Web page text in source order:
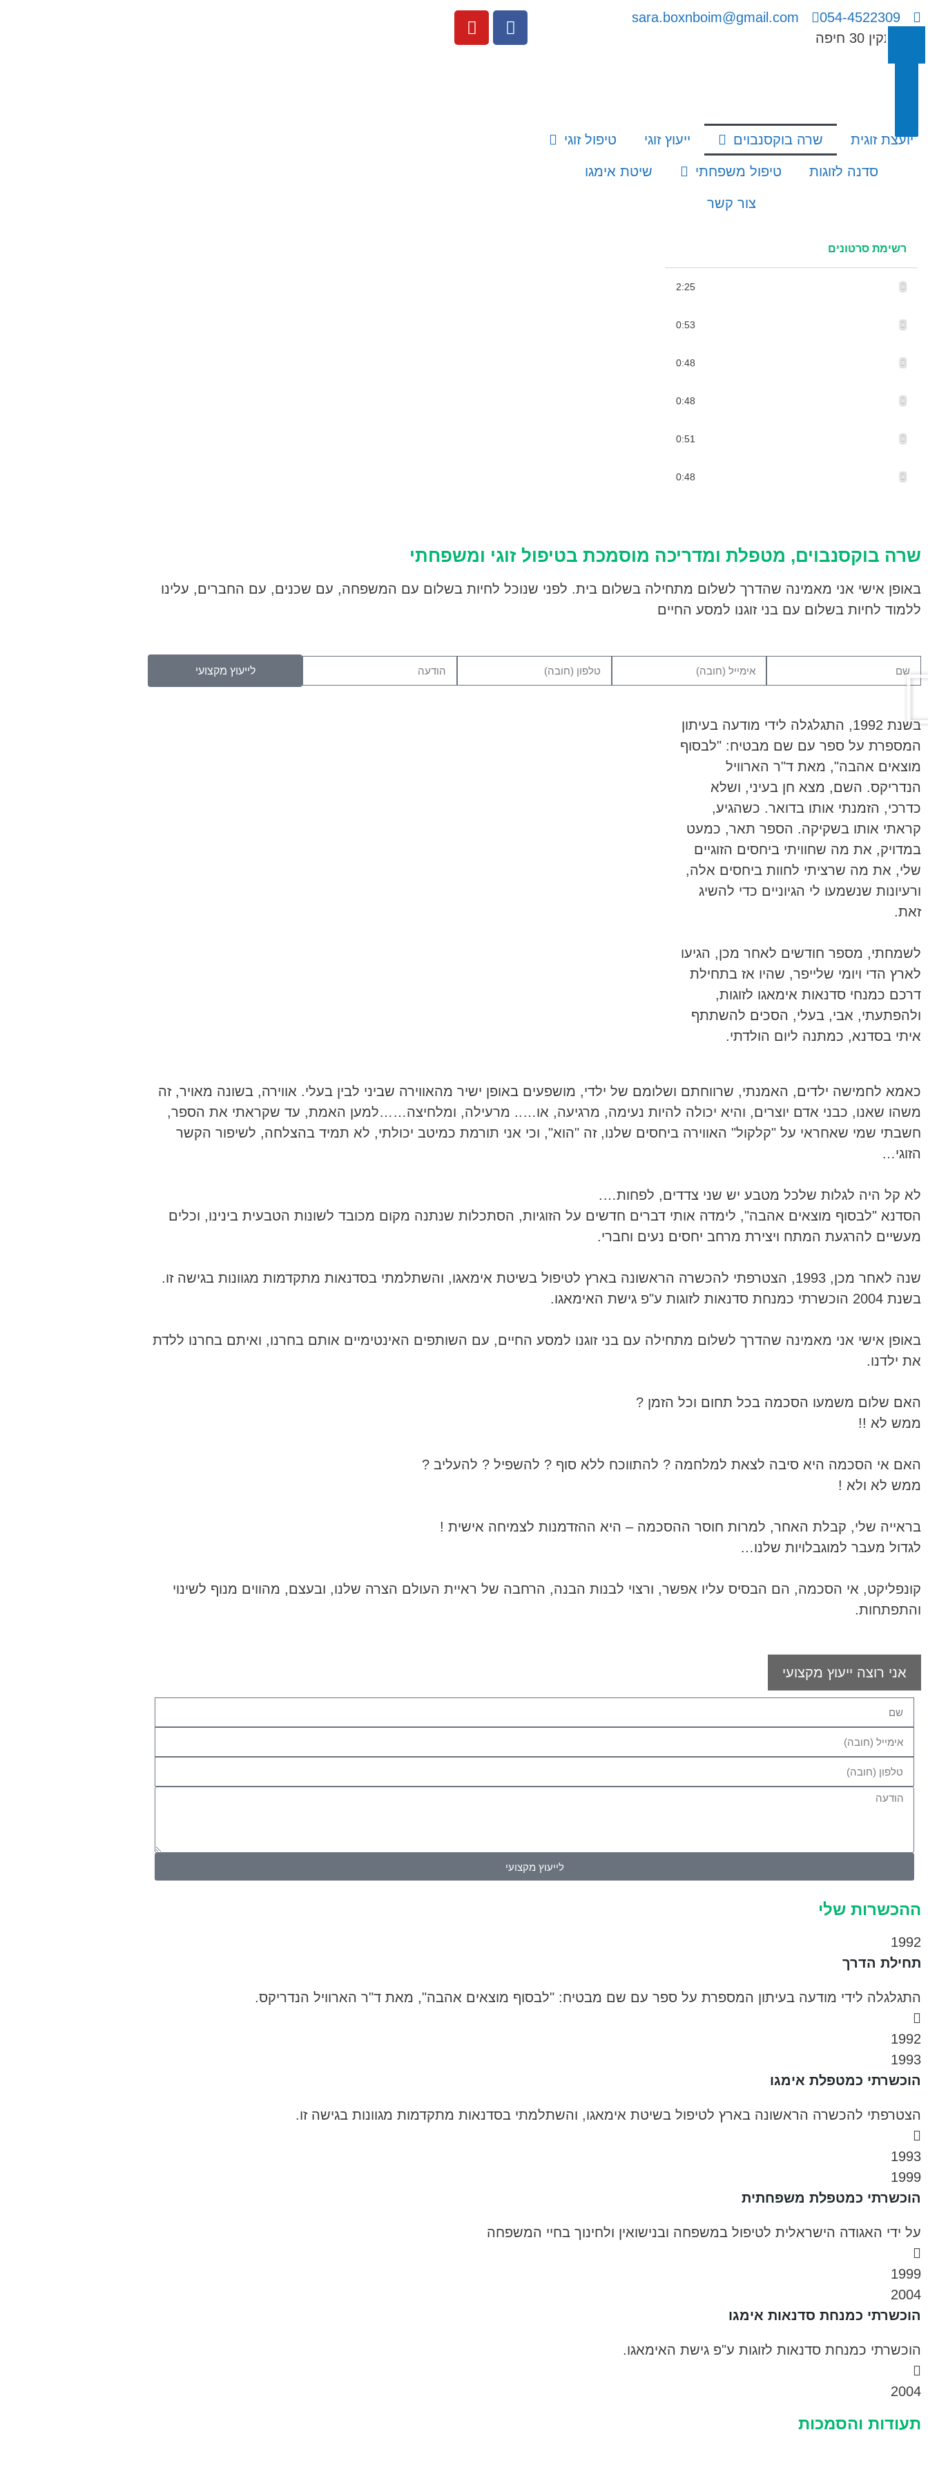
054-4522309
sara.boxnboim@gmail.com
ויתקין 30 חיפה
יועצת זוגית שרה בוקסנבוים ייעוץ זוגי טיפול זוגי
סדנה לזוגות טיפול משפחתי שיטת אימגו
צור קשר
רשימת סרטונים
2:25
0:53
0:48
0:48
0:51
0:48
שרה בוקסנבוים, מטפלת ומדריכה מוסמכת בטיפול זוגי ומשפחתי
באופן אישי אני מאמינה שהדרך לשלום מתחילה בשלום בית. לפני שנוכל לחיות בשלום עם המשפחה, עם שכנים, עם החברים, עלינו
ללמוד לחיות בשלום עם בני זוגנו למסע החיים
לייעוץ מקצועי
בשנת 1992, התגלגלה לידי מודעה בעיתון
המספרת על ספר עם שם מבטיח: "לבסוף
מוצאים אהבה", מאת ד"ר הארוויל
הנדריקס. השם, מצא חן בעיני, ושלא
כדרכי, הזמנתי אותו בדואר. כשהגיע,
קראתי אותו בשקיקה. הספר תאר, כמעט
במדויק, את מה שחוויתי ביחסים הזוגיים
שלי, את מה שרציתי לחוות ביחסים אלה,
ורעיונות שנשמעו לי הגיוניים כדי להשיג
זאת.
לשמחתי, מספר חודשים לאחר מכן, הגיעו
לארץ הדי ויומי שלייפר, שהיו אז בתחילת
דרכם כמנחי סדנאות אימאגו לזוגות,
ולהפתעתי, אבי, בעלי, הסכים להשתתף
איתי בסדנא, כמתנה ליום הולדתי.
כאמא לחמישה ילדים, האמנתי, שרווחתם ושלומם של ילדי, מושפעים באופן ישיר מהאווירה שביני לבין בעלי. אווירה, בשונה מאויר, זה
משהו שאנו, כבני אדם יוצרים, והיא יכולה להיות נעימה, מרגיעה, או….. מרעילה, ומלחיצה……למען האמת, עד שקראתי את הספר,
חשבתי שמי שאחראי על "קלקול" האווירה ביחסים שלנו, זה "הוא", וכי אני תורמת כמיטב יכולתי, לא תמיד בהצלחה, לשיפור הקשר
הזוגי…
לא קל היה לגלות שלכל מטבע יש שני צדדים, לפחות….
הסדנא "לבסוף מוצאים אהבה", לימדה אותי דברים חדשים על הזוגיות, הסתכלות שנתנה מקום מכובד לשונות הטבעית בינינו, וכלים
מעשיים להרגעת המתח ויצירת מרחב יחסים נעים וחברי.
שנה לאחר מכן, 1993, הצטרפתי להכשרה הראשונה בארץ לטיפול בשיטת אימאגו, והשתלמתי בסדנאות מתקדמות מגוונות בגישה זו.
בשנת 2004 הוכשרתי כמנחת סדנאות לזוגות ע"פ גישת האימאגו.
באופן אישי אני מאמינה שהדרך לשלום מתחילה עם בני זוגנו למסע החיים, עם השותפים האינטימיים אותם בחרנו, ואיתם בחרנו ללדת
את ילדנו.
האם שלום משמעו הסכמה בכל תחום וכל הזמן ?
ממש לא !!
האם אי הסכמה היא סיבה לצאת למלחמה ? להתווכח ללא סוף ? להשפיל ? להעליב ?
ממש לא ולא !
בראייה שלי, קבלת האחר, למרות חוסר ההסכמה – היא ההזדמנות לצמיחה אישית !
לגדול מעבר למוגבלויות שלנו…
קונפליקט, אי הסכמה, הם הבסיס עליו אפשר, ורצוי לבנות הבנה, הרחבה של ראיית העולם הצרה שלנו, ובעצם, מהווים מנוף לשינוי
והתפתחות.
אני רוצה ייעוץ מקצועי
לייעוץ מקצועי
ההכשרות שלי
1992
תחילת הדרך
התגלגלה לידי מודעה בעיתון המספרת על ספר עם שם מבטיח: "לבסוף מוצאים אהבה", מאת ד"ר הארוויל הנדריקס.
1992
1993
הוכשרתי כמטפלת אימגו
הצטרפתי להכשרה הראשונה בארץ לטיפול בשיטת אימאגו, והשתלמתי בסדנאות מתקדמות מגוונות בגישה זו.
1993
1999
הוכשרתי כמטפלת משפחתית
על ידי האגודה הישראלית לטיפול במשפחה ובנישואין ולחינוך בחיי המשפחה
1999
2004
הוכשרתי כמנחת סדנאות אימגו
הוכשרתי כמנחת סדנאות לזוגות ע"פ גישת האימאגו.
2004
תעודות והסמכות